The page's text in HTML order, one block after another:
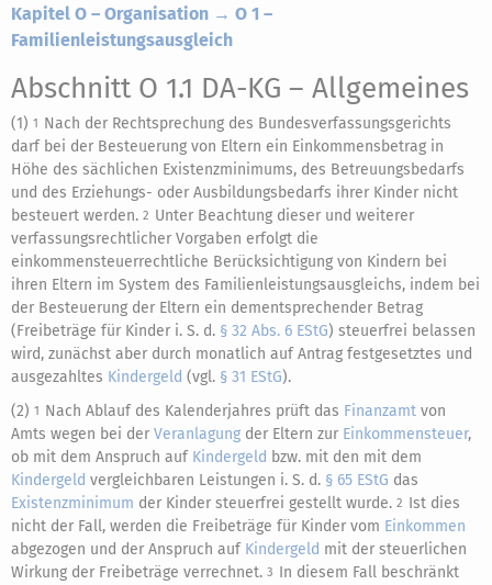
Kapitel O – Organisation → O 1 –
Familienleistungsausgleich
Abschnitt O 1.1 DA-KG – Allgemeines
(1) 1 Nach der Rechtsprechung des Bundesverfassungsgerichts
darf bei der Besteuerung von Eltern ein Einkommensbetrag in
Höhe des sächlichen Existenzminimums, des Betreuungsbedarfs
und des Erziehungs- oder Ausbildungsbedarfs ihrer Kinder nicht
besteuert werden. 2 Unter Beachtung dieser und weiterer
verfassungsrechtlicher Vorgaben erfolgt die
einkommensteuerrechtliche Berücksichtigung von Kindern bei
ihren Eltern im System des Familienleistungsausgleichs, indem bei
der Besteuerung der Eltern ein dementsprechender Betrag
(Freibeträge für Kinder i. S. d. § 32 Abs. 6 EStG) steuerfrei belassen
wird, zunächst aber durch monatlich auf Antrag festgesetztes und
ausgezahltes Kindergeld (vgl. § 31 EStG).
(2) 1 Nach Ablauf des Kalenderjahres prüft das Finanzamt von
Amts wegen bei der Veranlagung der Eltern zur Einkommensteuer,
ob mit dem Anspruch auf Kindergeld bzw. mit den mit dem
Kindergeld vergleichbaren Leistungen i. S. d. § 65 EStG das
Existenzminimum der Kinder steuerfrei gestellt wurde. 2 Ist dies
nicht der Fall, werden die Freibeträge für Kinder vom Einkommen
abgezogen und der Anspruch auf Kindergeld mit der steuerlichen
Wirkung der Freibeträge verrechnet. 3 In diesem Fall beschränkt